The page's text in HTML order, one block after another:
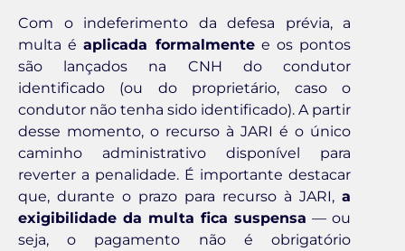
Com o indeferimento da defesa prévia, a
multa éaplicada formalmentee os pontos
são lançados na CNH do condutor
identificado (ou do proprietário, caso o
condutor não tenha sido identificado). A partir
desse momento, o recurso à JARI é o único
caminho administrativo disponível para
reverter a penalidade. É importante destacar
que, durante o prazo para recurso à JARI, a
exigibilidade da multa fica suspensa — ou
seja, o pagamento não é obrigatório